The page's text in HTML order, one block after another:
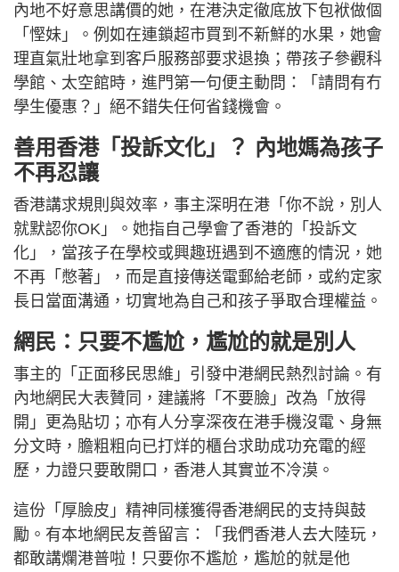
內地不好意思講價的她，在港決定徹底放下包袱做個
「慳妹」。例如在連鎖超市買到不新鮮的水果，她會
理直氣壯地拿到客戶服務部要求退換；帶孩子參觀科
學館、太空館時，進門第一句便主動問：「請問有冇
學生優惠？」絕不錯失任何省錢機會。
善用香港「投訴文化」？ 內地媽為孩子
不再忍讓
香港講求規則與效率，事主深明在港「你不說，別人
就默認你OK」。她指自己學會了香港的「投訴文
化」，當孩子在學校或興趣班遇到不適應的情況，她
不再「憋著」，而是直接傳送電郵給老師，或約定家
長日當面溝通，切實地為自己和孩子爭取合理權益。
網民：只要不尷尬，尷尬的就是別人
事主的「正面移民思維」引發中港網民熱烈討論。有
內地網民大表贊同，建議將「不要臉」改為「放得
開」更為貼切；亦有人分享深夜在港手機沒電、身無
分文時，膽粗粗向已打烊的櫃台求助成功充電的經
歷，力證只要敢開口，香港人其實並不冷漠。
這份「厚臉皮」精神同樣獲得香港網民的支持與鼓
勵。有本地網民友善留言：「我們香港人去大陸玩，
都敢講爛港普啦！只要你不尷尬，尷尬的就是他